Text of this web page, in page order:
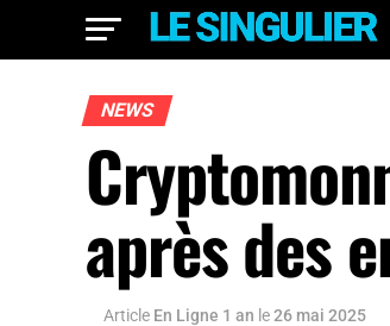
NEWS
après des
Article En Ligne 1 an le26 mai 2025